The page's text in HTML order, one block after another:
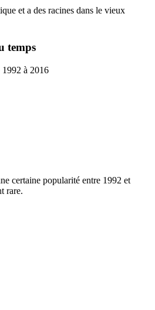
et a des racines dans le vieux
temps
1992 à 2016
certaine popularité entre 1992 et
rare.